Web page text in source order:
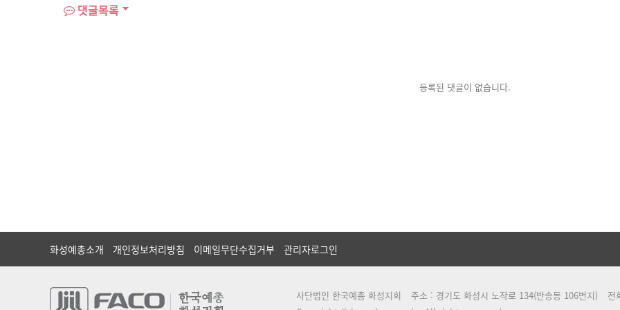
댓글목록
등록된 댓글이 없습니다.
화성예총소개 개인정보처리방침 이메일무단수집거부 관리자로그인
사단법인 한국예총 화성지회 주소 : 경기도 화성시 노작로 134(반송동 106번지) 전